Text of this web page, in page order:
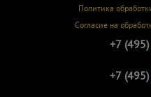
Политика
Согласие на
+7 (495)
+7 (495)